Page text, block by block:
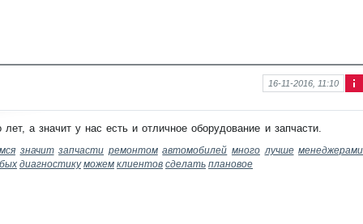
фо
я к
нов
16-11-2016, 11:10
а значит у нас есть и отличное оборудование и запчасти.
значит запчасти ремонтом автомобилей много лучше менеджерами
диагностику можем клиентов сделать плановое